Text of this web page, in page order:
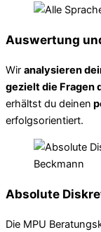
Auswertung
Wir analysieren
gezielt die Fragen
erhältst du deinen
erfolgsorientiert.
Absolute
Die MPU